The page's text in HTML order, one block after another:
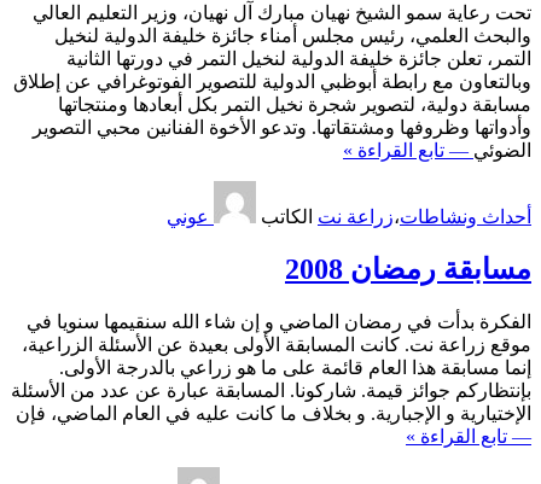
تحت رعاية سمو الشيخ نهيان مبارك آل نهيان، وزير التعليم العالي
والبحث العلمي، رئيس مجلس أمناء جائزة خليفة الدولية لنخيل
التمر، تعلن جائزة خليفة الدولية لنخيل التمر في دورتها الثانية
وبالتعاون مع رابطة أبوظبي الدولية للتصوير الفوتوغرافي عن إطلاق
مسابقة دولية، لتصوير شجرة نخيل التمر بكل أبعادها ومنتجاتها
وأدواتها وظروفها ومشتقاتها. وتدعو الأخوة الفنانين محبي التصوير
الضوئي — تابع القراءة »
أحداث ونشاطات،زراعة نت الكاتب عوني
مسابقة رمضان 2008
الفكرة بدأت في رمضان الماضي و إن شاء الله سنقيمها سنويا في
موقع زراعة نت. كانت المسابقة الأولى بعيدة عن الأسئلة الزراعية،
إنما مسابقة هذا العام قائمة على ما هو زراعي بالدرجة الأولى.
بإنتظاركم جوائز قيمة. شاركونا. المسابقة عبارة عن عدد من الأسئلة
الإختيارية و الإجبارية. و بخلاف ما كانت عليه في العام الماضي، فإن
— تابع القراءة »